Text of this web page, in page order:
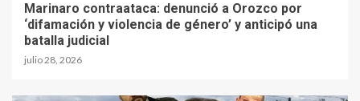
Marinaro contraataca: denunció a Orozco por
‘difamación y violencia de género’ y anticipó una
batalla judicial
julio 28, 2026